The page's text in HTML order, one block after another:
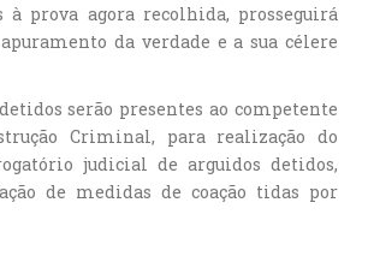
à prova agora recolhida, prosseguirá
da verdade e a sua célere
serão presentes ao competente
Criminal, para realização do
judicial de arguidos detidos,
de medidas de coação tidas por